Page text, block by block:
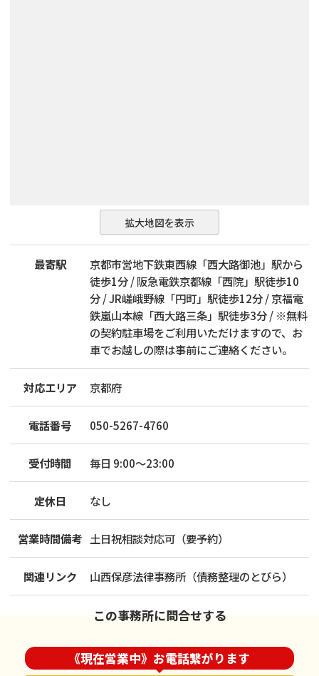
拡大地図を表示
最寄駅
京都市営地下鉄東西線「西大路御池」駅から
徒歩1分 / 阪急電鉄京都線「西院」駅徒歩10
分 / JR嵯峨野線「円町」駅徒歩12分 / 京福電
鉄嵐山本線「西大路三条」駅徒歩3分 / ※無料
の契約駐車場をご利用いただけますので、お
車でお越しの際は事前にご連絡ください。
対応エリア 京都府
電話番号 050-5267-4760
受付時間 毎日 9:00～23:00
定休日 なし
営業時間備考 土日祝相談対応可（要予約）
関連リンク 山西保彦法律事務所（債務整理のとびら）
この事務所に問合せする
《現在営業中》お電話繋がります